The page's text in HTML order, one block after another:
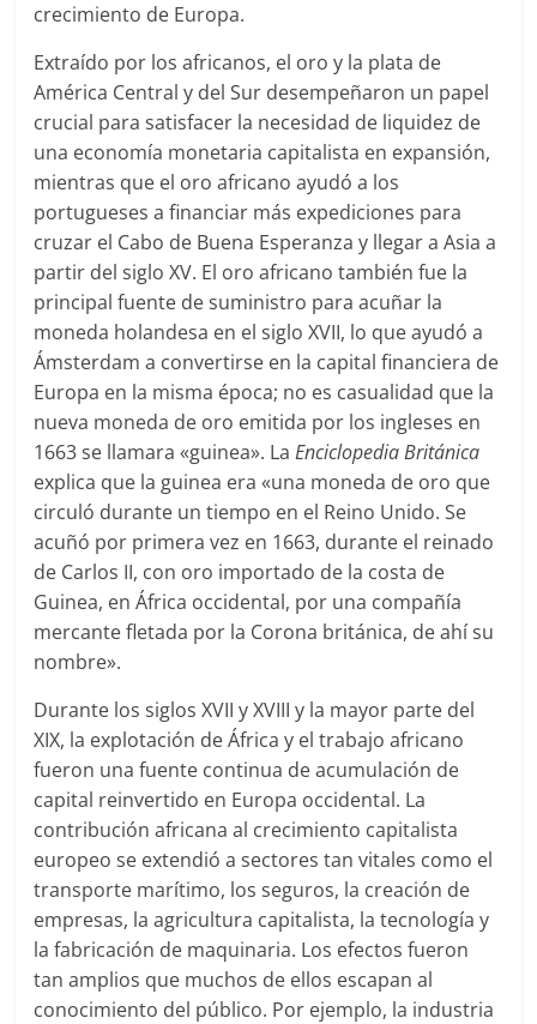
crecimiento de Europa.
Extraído por los africanos, el oro y la plata de
América Central y del Sur desempeñaron un papel
crucial para satisfacer la necesidad de liquidez de
una economía monetaria capitalista en expansión,
mientras que el oro africano ayudó a los
portugueses a financiar más expediciones para
cruzar el Cabo de Buena Esperanza y llegar a Asia a
partir del siglo XV. El oro africano también fue la
principal fuente de suministro para acuñar la
moneda holandesa en el siglo XVII, lo que ayudó a
Ámsterdam a convertirse en la capital financiera de
Europa en la misma época; no es casualidad que la
nueva moneda de oro emitida por los ingleses en
1663 se llamara «guinea». La Enciclopedia Británica
explica que la guinea era «una moneda de oro que
circuló durante un tiempo en el Reino Unido. Se
acuñó por primera vez en 1663, durante el reinado
de Carlos II, con oro importado de la costa de
Guinea, en África occidental, por una compañía
mercante fletada por la Corona británica, de ahí su
nombre».
Durante los siglos XVII y XVIII y la mayor parte del
XIX, la explotación de África y el trabajo africano
fueron una fuente continua de acumulación de
capital reinvertido en Europa occidental. La
contribución africana al crecimiento capitalista
europeo se extendió a sectores tan vitales como el
transporte marítimo, los seguros, la creación de
empresas, la agricultura capitalista, la tecnología y
la fabricación de maquinaria. Los efectos fueron
tan amplios que muchos de ellos escapan al
conocimiento del público. Por ejemplo, la industria